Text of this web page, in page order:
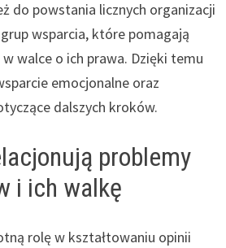
do powstania licznych organizacji
wsparcia, które pomagają
walce o ich prawa. Dzięki temu
emocjonalne oraz
dalszych kroków.
problemy
i ich walkę
rolę w kształtowaniu opinii